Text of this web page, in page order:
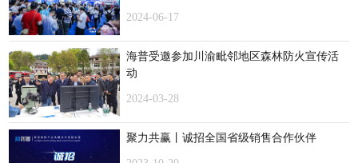
2024-06-17
海普受邀参加川渝毗邻地区森林防火宣传活
动
2024-03-28
聚力共赢丨诚招全国省级销售合作伙伴